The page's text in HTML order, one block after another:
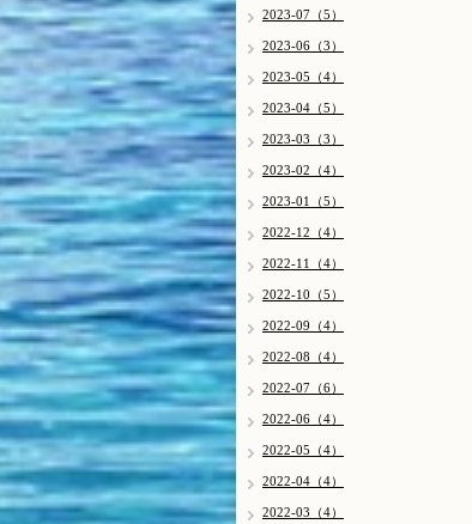
2023-07（5）
2023-06（3）
2023-05（4）
2023-04（5）
2023-03（3）
2023-02（4）
2023-01（5）
2022-12（4）
2022-11（4）
2022-10（5）
2022-09（4）
2022-08（4）
2022-07（6）
2022-06（4）
2022-05（4）
2022-04（4）
2022-03（4）